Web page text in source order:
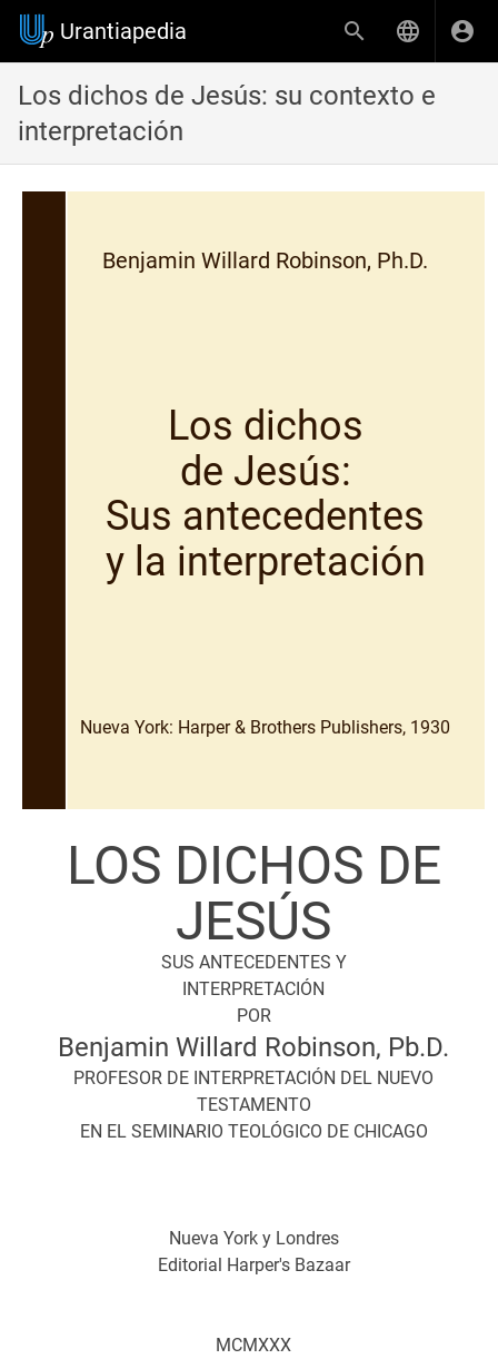
Urantiapedia
Los dichos de Jesús: su contexto e
interpretación
Benjamin Willard Robinson, Ph.D.
Nueva York: Harper & Brothers Publishers, 1930
Los dichos
de Jesús:
Sus antecedentes
y la interpretación
LOS DICHOS DE
JESÚS
SUS ANTECEDENTES Y
INTERPRETACIÓN
POR
Benjamin Willard Robinson, Pb.D.
PROFESOR DE INTERPRETACIÓN DEL NUEVO
TESTAMENTO
EN EL SEMINARIO TEOLÓGICO DE CHICAGO
Nueva York y Londres
Editorial Harper's Bazaar
MCMXXX